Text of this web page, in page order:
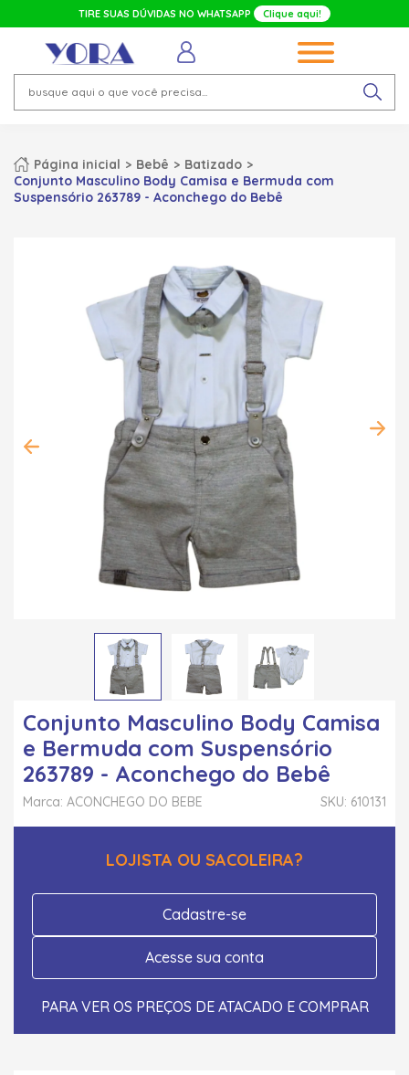
TIRE SUAS DÚVIDAS NO WHATSAPP Clique aqui!
Página inicial Bebê
Batizado
Conjunto Masculino Body Camisa e Bermuda com
Suspensório 263789 - Aconchego do Bebê
Conjunto Masculino Body Camisa
e Bermuda com Suspensório
263789 - Aconchego do Bebê
SKU: 610131
Marca: ACONCHEGO DO BEBE
LOJISTA OU SACOLEIRA?
Cadastre-se
Acesse sua conta
PARA VER OS PREÇOS DE ATACADO E COMPRAR